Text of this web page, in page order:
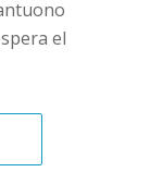
el